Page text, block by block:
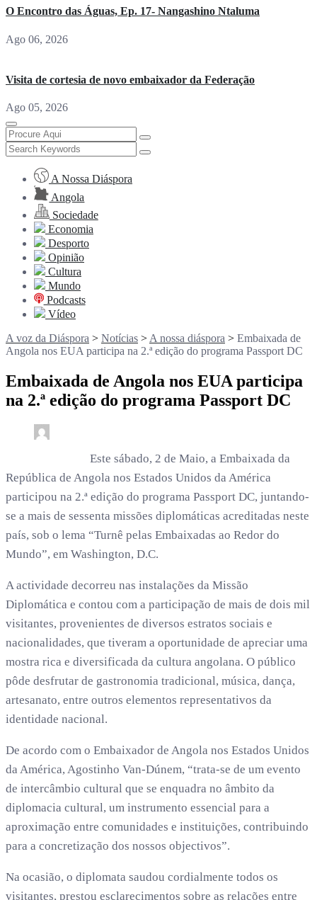
O Encontro das Águas, Ep. 17- Nangashino Ntaluma
Ago 06, 2026
Visita de cortesia de novo embaixador da Federação
Ago 05, 2026
A Nossa Diáspora
Angola
Sociedade
Economia
Desporto
Opinião
Cultura
Mundo
Podcasts
Vídeo
A voz da Diáspora > Notícias > A nossa diáspora > Embaixada de
Angola nos EUA participa na 2.ª edição do programa Passport DC
Embaixada de Angola nos EUA participa
na 2.ª edição do programa Passport DC
Este sábado, 2 de Maio, a Embaixada da
República de Angola nos Estados Unidos da América
participou na 2.ª edição do programa Passport DC, juntando-
se a mais de sessenta missões diplomáticas acreditadas neste
país, sob o lema “Turnê pelas Embaixadas ao Redor do
Mundo”, em Washington, D.C.
A actividade decorreu nas instalações da Missão
Diplomática e contou com a participação de mais de dois mil
visitantes, provenientes de diversos estratos sociais e
nacionalidades, que tiveram a oportunidade de apreciar uma
mostra rica e diversificada da cultura angolana. O público
pôde desfrutar de gastronomia tradicional, música, dança,
artesanato, entre outros elementos representativos da
identidade nacional.
De acordo com o Embaixador de Angola nos Estados Unidos
da América, Agostinho Van-Dúnem, “trata-se de um evento
de intercâmbio cultural que se enquadra no âmbito da
diplomacia cultural, um instrumento essencial para a
aproximação entre comunidades e instituições, contribuindo
para a concretização dos nossos objectivos”.
Na ocasião, o diplomata saudou cordialmente todos os
visitantes, prestou esclarecimentos sobre as relações entre